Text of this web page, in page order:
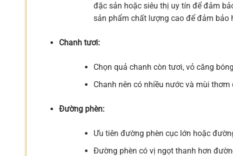
đặc sản hoặc siêu thị uy tín để đảm
sản phẩm chất lượng cao để đảm bảo
Chanh tươi:
Chọn quả chanh còn tươi, vỏ căng
Chanh nên có nhiều nước và mùi thơm
Đường phèn:
Ưu tiên đường phèn cục lớn hoặc
Đường phèn có vị ngọt thanh hơn